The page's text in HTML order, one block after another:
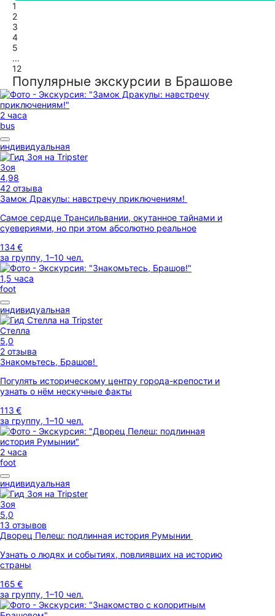
1
2
3
4
5
...
12
Популярные экскурсии в Брашове
2 часа
bus
индивидуальная
Зоя
4,98
42 отзыва
Замок Дракулы: навстречу приключениям!
Самое сердце Трансильвании, окутанное тайнами и
суевериями, но при этом абсолютно реальное
134 €
за группу, 1–10 чел.
1,5 часа
foot
индивидуальная
Стелла
5,0
2 отзыва
Знакомьтесь, Брашов!
Погулять историческому центру города-крепости и
узнать о нём нескучные факты
113 €
за группу, 1–10 чел.
2 часа
foot
индивидуальная
Зоя
5,0
13 отзывов
Дворец Пелеш: подлинная история Румынии
Узнать о людях и событиях, повлиявших на историю
страны
165 €
за группу, 1–10 чел.